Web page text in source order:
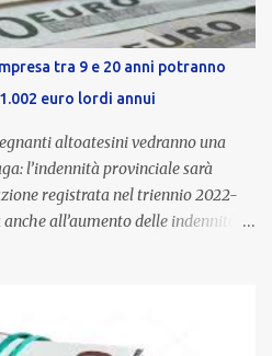
tra 9 e 20 anni potranno
euro lordi annui
altoatesini vedranno una
l’indennità provinciale sarà
registrata nel triennio 2022-
all’aumento delle indennità di
di genere, in linea con la